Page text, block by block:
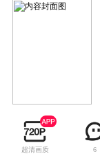
超清画质 6